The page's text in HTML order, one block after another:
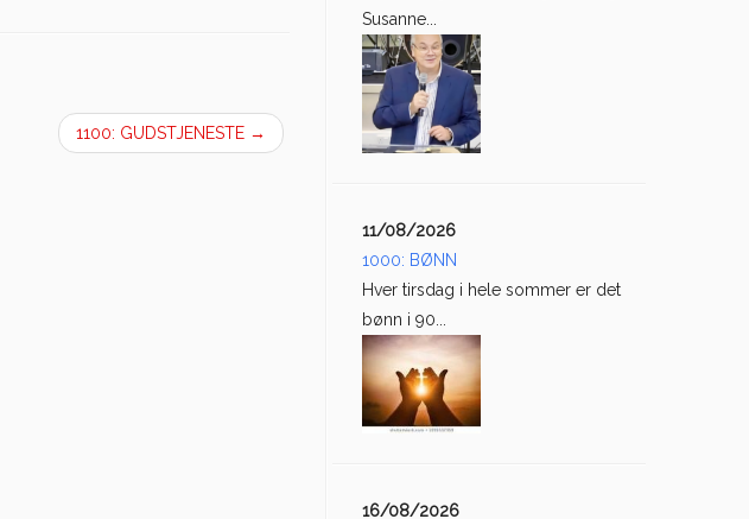
1100: GUDSTJENESTE →
Susanne...
11/08/2026
1000: BØNN
Hver tirsdag i hele sommer er det
bønn i 90...
16/08/2026